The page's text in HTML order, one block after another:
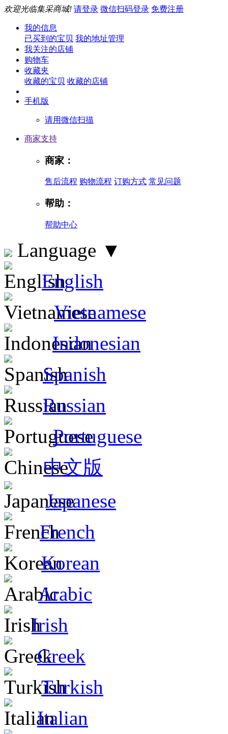
欢迎光临集采商城! 请登录 微信扫码登录 免费注册
我的信息
已买到的宝贝 我的地址管理
我关注的店铺
购物车
收藏夹
收藏的宝贝 收藏的店铺
手机版
请用微信扫描
商家支持
商家：
售后流程 购物流程 订购方式 常见问题
帮助：
帮助中心
Language ▼
English
Vietnamese
Indonesian
Spanish
Russian
Portuguese
中文版
Japanese
French
Korean
Arabic
Irish
Greek
Turkish
Italian